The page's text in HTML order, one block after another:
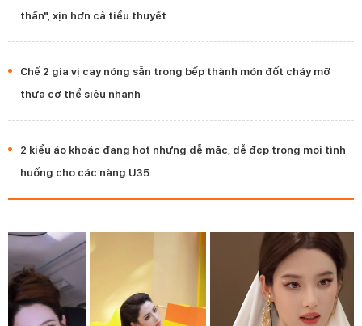
thần", xịn hơn cả tiểu thuyết
Chế 2 gia vị cay nóng sẵn trong bếp thành món đốt cháy mỡ
thừa cơ thể siêu nhanh
2 kiểu áo khoác đang hot nhưng dễ mặc, dễ đẹp trong mọi tình
huống cho các nàng U35